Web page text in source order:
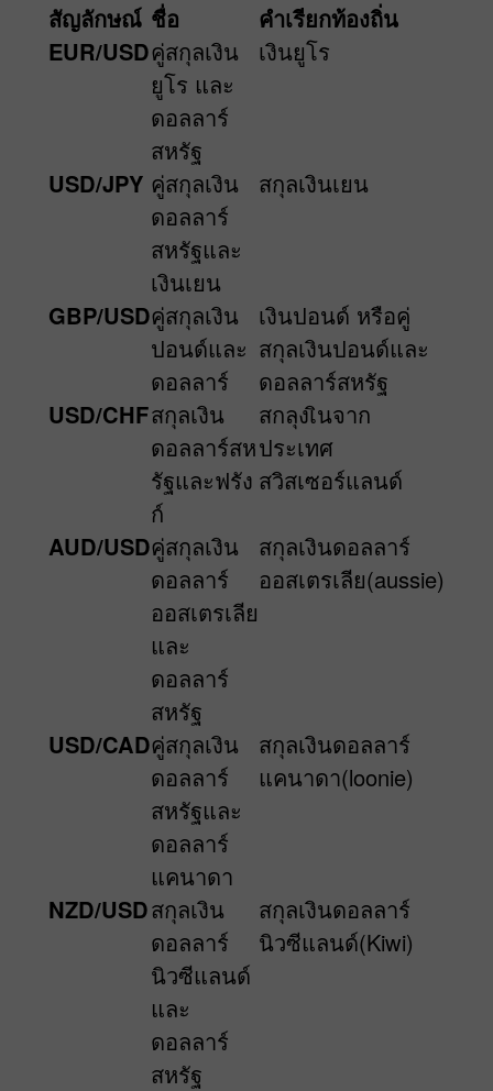
สัญลักษณ์ ชื่อ
คำเรียกท้องถิ่น
EUR/USDคู่สกุลเงิน
ยูโร และ
ดอลลาร์
สหรัฐ
เงินยูโร
USD/JPY คู่สกุลเงิน
ดอลลาร์
สหรัฐและ
เงินเยน
สกุลเงินเยน
GBP/USDคู่สกุลเงิน
ปอนด์และ
ดอลลาร์
เงินปอนด์ หรือคู่
สกุลเงินปอนด์และ
ดอลลาร์สหรัฐ
USD/CHFสกุลเงิน
ดอลลาร์สห
รัฐและฟรัง
ก์
สกลุงเินจาก
ประเทศ
สวิสเซอร์แลนด์
AUD/USDคู่สกุลเงิน
ดอลลาร์
ออสเตรเลีย
และ
ดอลลาร์
สหรัฐ
สกุลเงินดอลลาร์
ออสเตรเลีย(aussie)
USD/CADคู่สกุลเงิน
ดอลลาร์
สหรัฐและ
ดอลลาร์
แคนาดา
สกุลเงินดอลลาร์
แคนาดา(loonie)
NZD/USDสกุลเงิน
ดอลลาร์
นิวซีแลนด์
และ
ดอลลาร์
สหรัฐ
สกุลเงินดอลลาร์
นิวซีแลนด์(Kiwi)